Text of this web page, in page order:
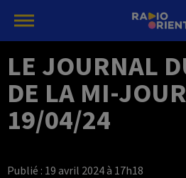
LE JOURNAL
DE LA MI-
19/04/24
Publié : 19 avril 2024 à 17h18